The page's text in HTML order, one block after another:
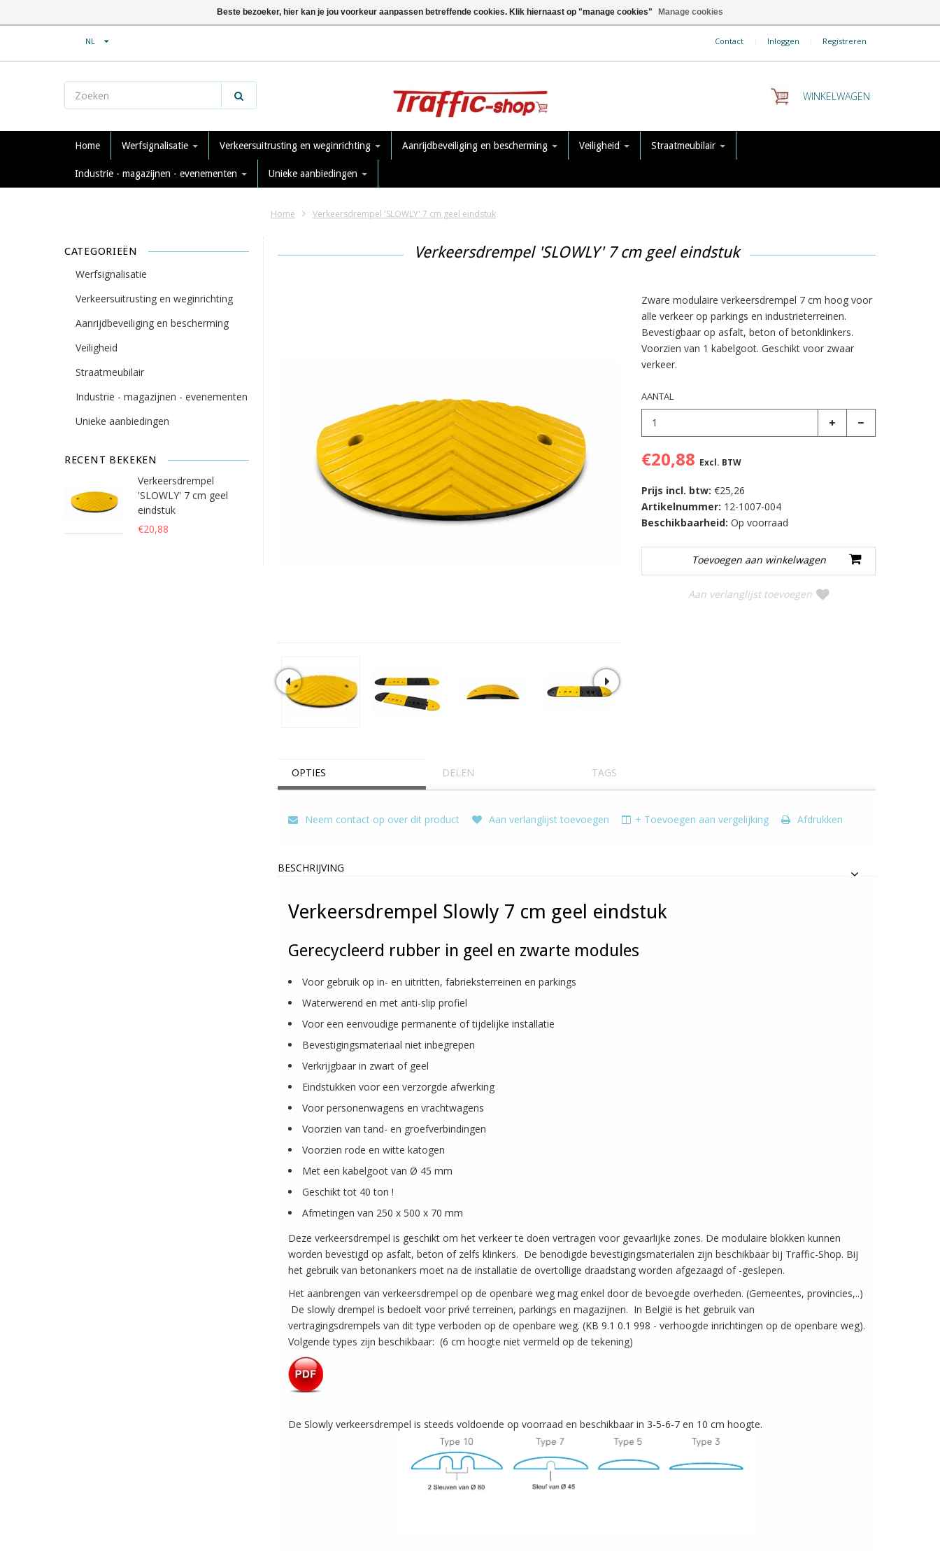
NL Contact | Inloggen | Registreren
WINKELWAGEN
Home Werfsignalisatie Verkeersuitrusting en weginrichting Aanrijdbeveiliging en bescherming Veiligheid Straatmeubilair
Industrie - magazijnen - evenementen Unieke aanbiedingen
Home Verkeersdrempel 'SLOWLY' 7 cm geel eindstuk
CATEGORIEËN
Werfsignalisatie
Verkeersuitrusting en weginrichting
Aanrijdbeveiliging en bescherming
Veiligheid
Straatmeubilair
Industrie - magazijnen - evenementen
Unieke aanbiedingen
RECENT BEKEKEN
Verkeersdrempel
'SLOWLY' 7 cm geel
eindstuk
€20,88
Verkeersdrempel 'SLOWLY' 7 cm geel eindstuk
Zware modulaire verkeersdrempel 7 cm hoog voor
alle verkeer op parkings en industrieterreinen.
Bevestigbaar op asfalt, beton of betonklinkers.
Voorzien van 1 kabelgoot. Geschikt voor zwaar
verkeer.
AANTAL
€20,88 Excl. BTW
Prijs incl. btw: €25,26
Artikelnummer: 12-1007-004
Beschikbaarheid: Op voorraad
Aan verlanglijst toevoegen
OPTIES DELEN TAGS
Neem contact op over dit product Aan verlanglijst toevoegen + Toevoegen aan vergelijking Afdrukken
BESCHRIJVING
Verkeersdrempel Slowly 7 cm geel eindstuk
Gerecycleerd rubber in geel en zwarte modules
Voor gebruik op in- en uitritten, fabrieksterreinen en parkings
Waterwerend en met anti-slip profiel
Voor een eenvoudige permanente of tijdelijke installatie
Bevestigingsmateriaal niet inbegrepen
Verkrijgbaar in zwart of geel
Eindstukken voor een verzorgde afwerking
Voor personenwagens en vrachtwagens
Voorzien van tand- en groefverbindingen
Voorzien rode en witte katogen
Met een kabelgoot van Ø 45 mm
Geschikt tot 40 ton !
Afmetingen van 250 x 500 x 70 mm
Deze verkeersdrempel is geschikt om het verkeer te doen vertragen voor gevaarlijke zones. De modulaire blokken kunnen
worden bevestigd op asfalt, beton of zelfs klinkers. De benodigde bevestigingsmaterialen zijn beschikbaar bij Traffic-Shop. Bij
het gebruik van betonankers moet na de installatie de overtollige draadstang worden afgezaagd of -geslepen.
Het aanbrengen van verkeersdrempel op de openbare weg mag enkel door de bevoegde overheden. (Gemeentes, provincies,..)
De slowly drempel is bedoelt voor privé terreinen, parkings en magazijnen. In België is het gebruik van
vertragingsdrempels van dit type verboden op de openbare weg. (KB 9.1 0.1 998 - verhoogde inrichtingen op de openbare weg).
Volgende types zijn beschikbaar: (6 cm hoogte niet vermeld op de tekening)
De Slowly verkeersdrempel is steeds voldoende op voorraad en beschikbaar in 3-5-6-7 en 10 cm hoogte.
Beste bezoeker, hier kan je jou voorkeur aanpassen betreffende cookies. Klik hiernaast op "manage cookies" Manage cookies